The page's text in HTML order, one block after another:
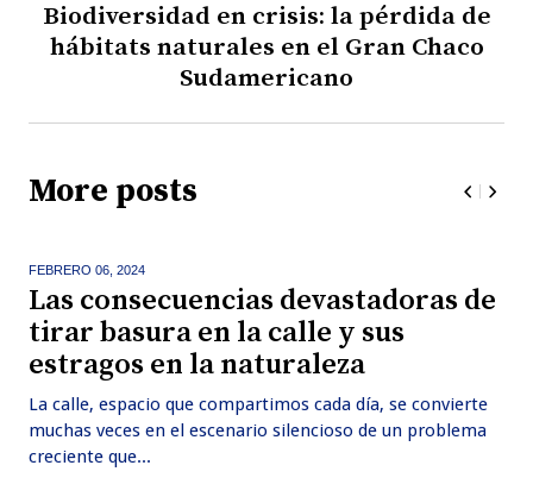
Biodiversidad en crisis: la pérdida de
hábitats naturales en el Gran Chaco
Sudamericano
More posts
FEBRERO 06,2024
Las consecuencias devastadoras de
tirar basura en la calle y sus
estragos en la naturaleza
La calle, espacio que compartimos cada día, se convierte
muchas veces en el escenario silencioso de un problema
creciente que...